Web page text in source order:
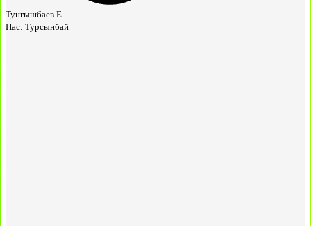
Тунгышбаев Е
Пас: Турсынбай